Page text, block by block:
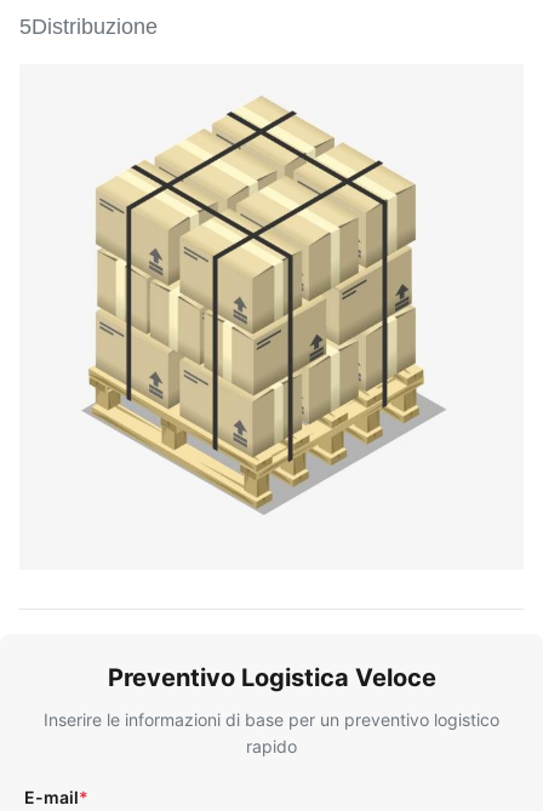
5Distribuzione
Preventivo Logistica Veloce
Inserire le informazioni di base per un preventivo logistico
rapido
E-mail*